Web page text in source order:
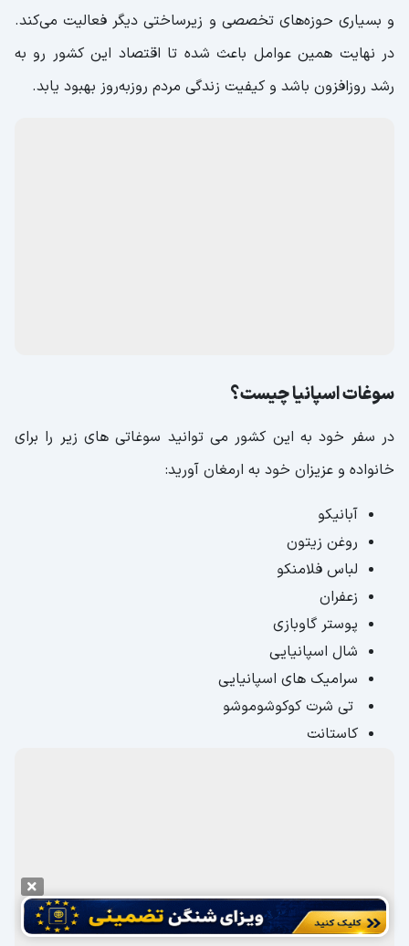
و بسیاری حوزه‌‌های تخصصی و زیرساختی دیگر فعالیت می‌کند.
در نهایت همین عوامل باعث شده تا اقتصاد این کشور رو به
رشد روزافزون باشد و کیفیت زندگی مردم روزبه‌روز بهبود یابد.
سوغات اسپانیا چیست؟
در سفر خود به این کشور می توانید سوغاتی های زیر را برای
خانواده و عزیزان خود به ارمغان آورید:
آبانیکو
روغن زیتون
لباس فلامنکو
زعفران
پوستر گاوبازی
شال اسپانیایی
سرامیک های اسپانیایی
تی شرت کوکوشوموشو
کاستانت